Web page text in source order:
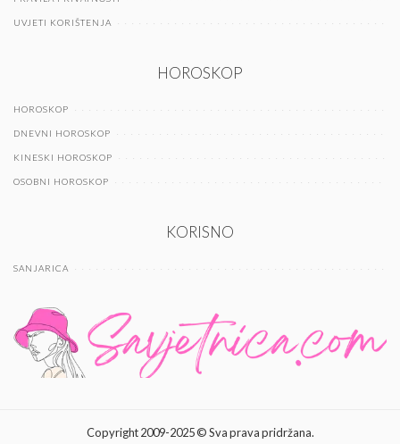
UVJETI KORIŠTENJA
HOROSKOP
HOROSKOP
DNEVNI HOROSKOP
KINESKI HOROSKOP
OSOBNI HOROSKOP
KORISNO
SANJARICA
Copyright 2009-2025 © Sva prava pridržana.